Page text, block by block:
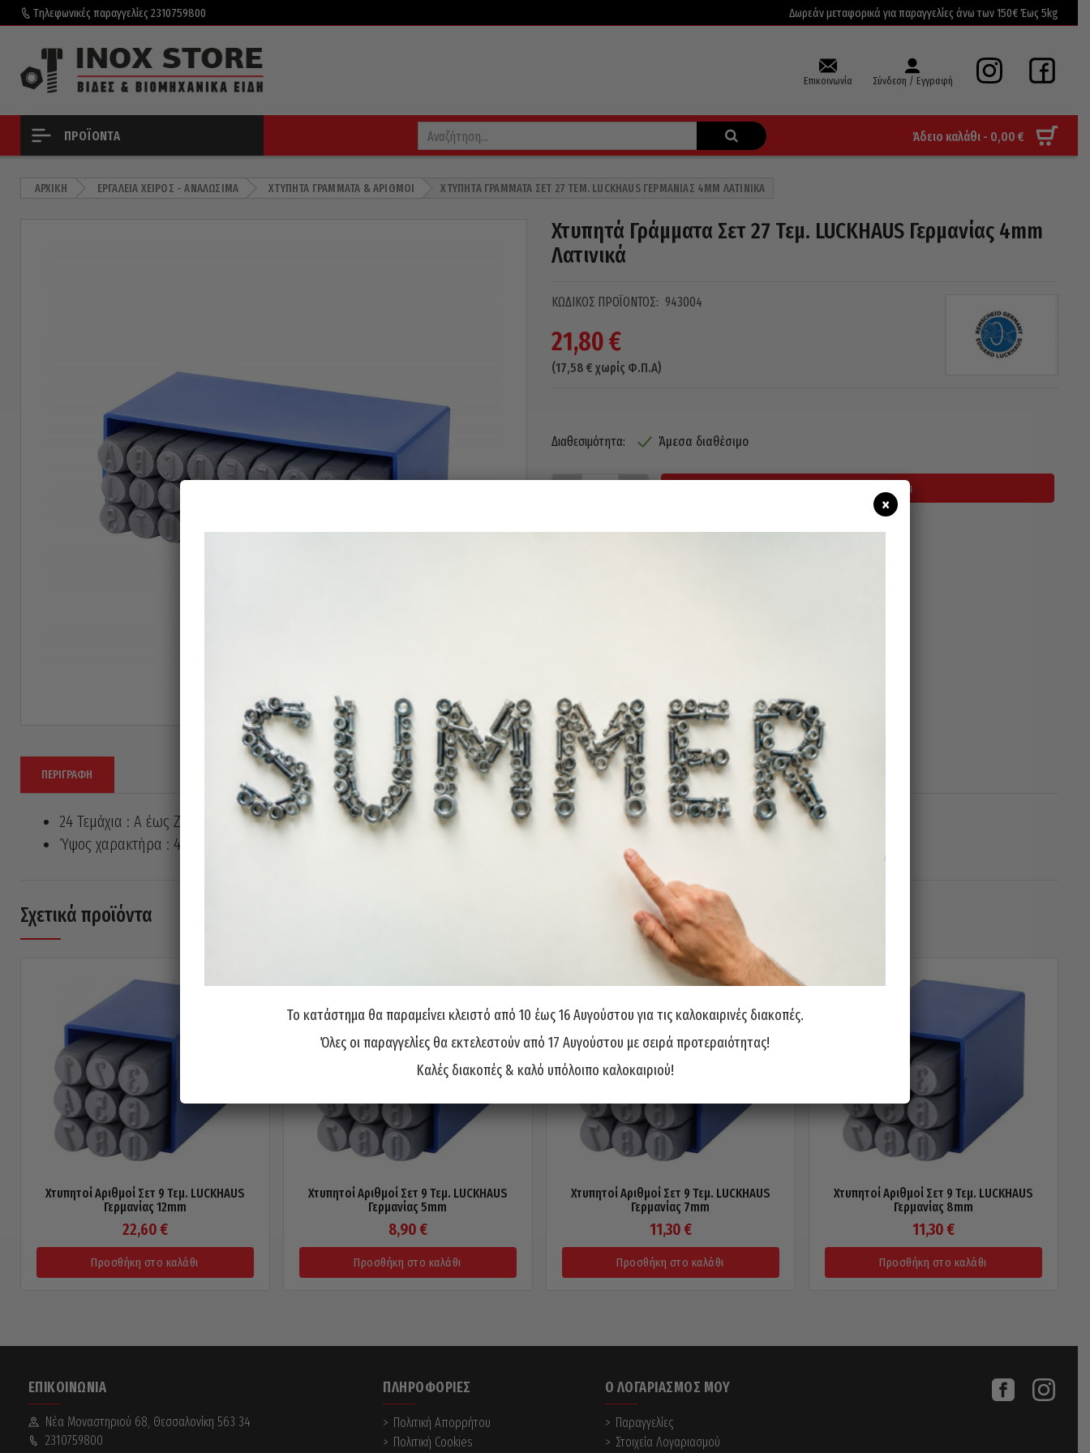
Τηλεφωνικές παραγγελίες 2310759800 Δωρεάν μεταφορικά για παραγγελίες άνω των 150€ Έως 5kg
Επικοινωνία Σύνδεση / Εγγραφή
ΠΡΟΪΌΝΤΑ Άδειο καλάθι - 0,00 €
ΑΡΧΙΚΉ ΕΡΓΑΛΕΊΑ ΧΕΙΡΌΣ - ΑΝΑΛΏΣΙΜΑ ΧΤΥΠΗΤΆ ΓΡΆΜΜΑΤΑ & ΑΡΙΘΜΟΊ ΧΤΥΠΗΤΆ ΓΡΆΜΜΑΤΑ ΣΕΤ 27 ΤΕΜ. LUCKHAUS ΓΕΡΜΑΝΊΑΣ 4MM ΛΑΤΙΝΙΚΆ
Χτυπητά Γράμματα Σετ 27 Τεμ. LUCKHAUS Γερμανίας 4mm
Λατινικά
ΚΩΔΙΚΌΣ ΠΡΟΪΌΝΤΟΣ: 943004
21,80€
(17,58 € χωρίς Φ.Π.Α)
Διαθεσιμότητα: Άμεσα διαθέσιμο
Προσθήκη Στο Καλάθι
ΠΕΡΙΓΡΑΦΉ
24 Τεμάχια : Α έως Z + &
Ύψος χαρακτήρα : 4mm
Σχετικά προϊόντα
Χτυπητοί Αριθμοί Σετ 9 Τεμ. LUCKHAUS
Γερμανίας 12mm
22,60 €
Προσθήκη στο καλάθι
Χτυπητοί Αριθμοί Σετ 9 Τεμ. LUCKHAUS
Γερμανίας 5mm
8,90 €
Προσθήκη στο καλάθι
Χτυπητοί Αριθμοί Σετ 9 Τεμ. LUCKHAUS
Γερμανίας 7mm
11,30 €
Προσθήκη στο καλάθι
Χτυπητοί Αριθμοί Σετ 9 Τεμ. LUCKHAUS
Γερμανίας 8mm
11,30 €
Προσθήκη στο καλάθι
ΕΠΙΚΟΙΝΩΝΊΑ
Νέα Mοναστηριού 68, Θεσσαλονίκη 563 34
2310759800
ΠΛΗΡΟΦΟΡΊΕΣ
Πολιτική Απορρήτου
Πολιτική Cookies
Ο ΛΟΓΑΡΙΑΣΜΌΣ ΜΟΥ
Παραγγελίες
Στοιχεία Λογαριασμού
Το κατάστημα θα παραμείνει κλειστό από 10 έως 16 Αυγούστου για τις καλοκαιρινές διακοπές.
Όλες οι παραγγελίες θα εκτελεστούν από 17 Αυγούστου με σειρά προτεραιότητας!
Καλές διακοπές & καλό υπόλοιπο καλοκαιριού!
×